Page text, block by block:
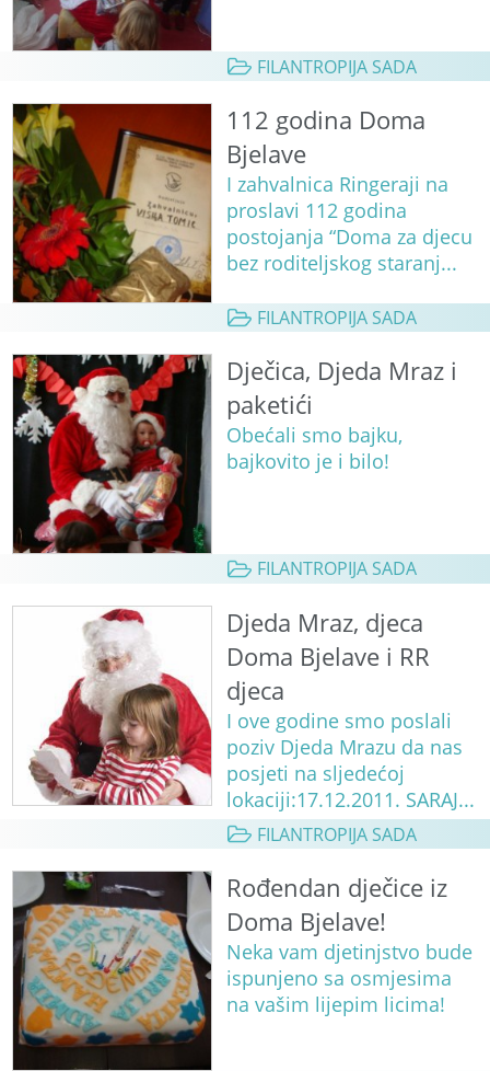
FILANTROPIJA SADA
112 godina Doma
Bjelave
I zahvalnica Ringeraji na
proslavi 112 godina
postojanja “Doma za djecu
bez roditeljskog staranj...
FILANTROPIJA SADA
Dječica, Djeda Mraz i
paketići
Obećali smo bajku,
bajkovito je i bilo!
FILANTROPIJA SADA
Djeda Mraz, djeca
Doma Bjelave i RR
djeca
I ove godine smo poslali
poziv Djeda Mrazu da nas
posjeti na sljedećoj
lokaciji:17.12.2011. SARAJ...
FILANTROPIJA SADA
Rođendan dječice iz
Doma Bjelave!
Neka vam djetinjstvo bude
ispunjeno sa osmjesima
na vašim lijepim licima!